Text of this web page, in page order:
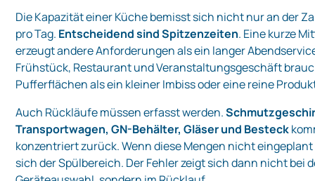
Die Kapazität einer Küche bemisst sich nicht nur an der
pro Tag. Entscheidend sind Spitzenzeiten. Eine kurze
erzeugt andere Anforderungen als ein langer
Frühstück, Restaurant und Veranstaltungsgeschäft
Pufferflächen als ein kleiner Imbiss oder eine reine
Auch Rückläufe müssen erfasst werden.
Transportwagen, GN-Behälter, Gläser und Besteck
konzentriert zurück. Wenn diese Mengen nicht
sich der Spülbereich. Der Fehler zeigt sich dann nicht bei